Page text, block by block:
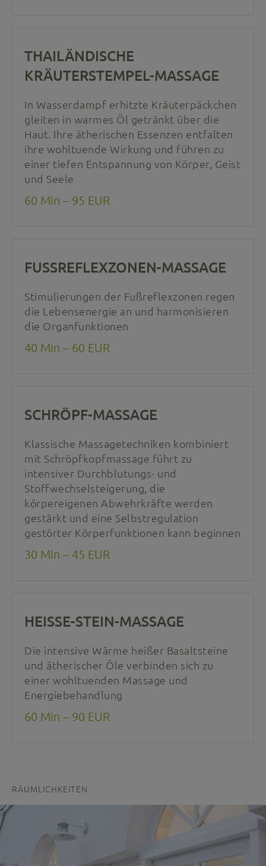
THAILÄNDISCHE
KRÄUTERSTEMPEL-MASSAGE
In Wasserdampf erhitzte Kräuterpäckchen
gleiten in warmes Öl getränkt über die
Haut. Ihre ätherischen Essenzen entfalten
ihre wohltuende Wirkung und führen zu
einer tiefen Entspannung von Körper, Geist
und Seele
60 Min – 95 EUR
FUSSREFLEXZONEN-MASSAGE
Stimulierungen der Fußreflexzonen regen
die Lebensenergie an und harmonisieren
die Organfunktionen
40 Min – 60 EUR
SCHRÖPF-MASSAGE
Klassische Massagetechniken kombiniert
mit Schröpfkopfmassage führt zu
intensiver Durchblutungs- und
Stoffwechselsteigerung, die
körpereigenen Abwehrkräfte werden
gestärkt und eine Selbstregulation
gestörter Körperfunktionen kann beginnen
30 Min – 45 EUR
HEISSE-STEIN-MASSAGE
Die intensive Wärme heißer Basaltsteine
und ätherischer Öle verbinden sich zu
einer wohltuenden Massage und
Energiebehandlung
60 Min – 90 EUR
RÄUMLICHKEITEN